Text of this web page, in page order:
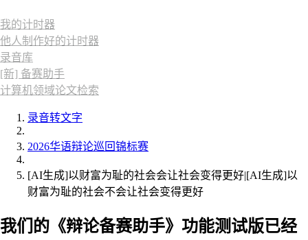
我的计时器
他人制作好的计时器
录音库
[新] 备赛助手
计算机领域论文检索
录音转文字
2026华语辩论巡回锦标赛
[AI生成]以财富为耻的社会会让社会变得更好|[AI生成]以
财富为耻的社会不会让社会变得更好
我们的《辩论备赛助手》功能测试版已经